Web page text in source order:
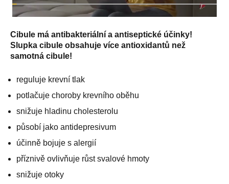
Cibule má antibakteriální a antiseptické účinky!
Slupka cibule obsahuje více antioxidantů než
samotná cibule!
reguluje krevní tlak
potlačuje choroby krevního oběhu
snižuje hladinu cholesterolu
působí jako antidepresivum
účinně bojuje s alergií
příznivě ovlivňuje růst svalové hmoty
snižuje otoky